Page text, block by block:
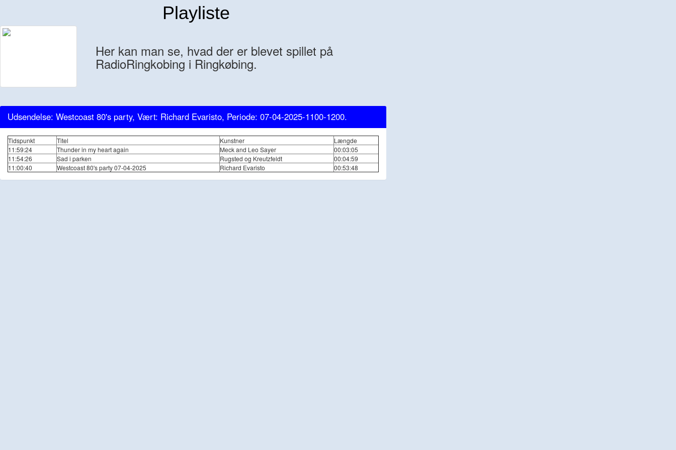
Playliste
Her kan man se, hvad der er blevet spillet på
RadioRingkobing i Ringkøbing.
Udsendelse: Westcoast 80's party, Vært: Richard Evaristo, Periode: 07-04-2025-1100-1200.
Tidspunkt Titel Kunstner
Længde
11:59:24
Thunder in my heart again Meck and Leo Sayer
00:03:05
11:54:26
Sad i parken Rugsted og Kreutzfeldt
00:04:59
11:00:40
Westcoast 80's party 07-04-2025 Richard Evaristo 00:53:48